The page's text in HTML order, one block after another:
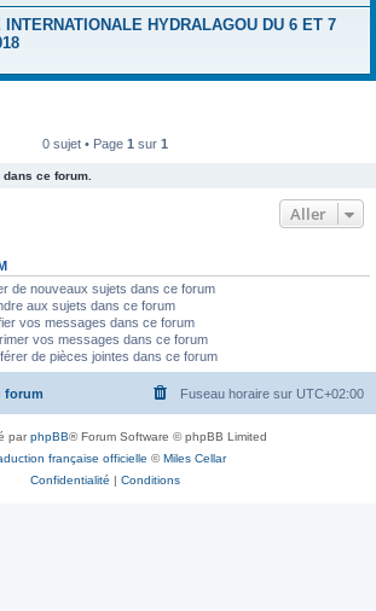
INTERNATIONALE HYDRALAGOU DU 6 ET 7
0 sujet • Page 1 sur 1
ce forum.
Aller
de nouveaux sujets dans ce forum
aux sujets dans ce forum
vos messages dans ce forum
vos messages dans ce forum
de pièces jointes dans ce forum
forum Fuseau horaire sur UTC+02:00
parphpBB® Forum Software © phpBB Limited
française officielle ©Miles Cellar
Confidentialité | Conditions